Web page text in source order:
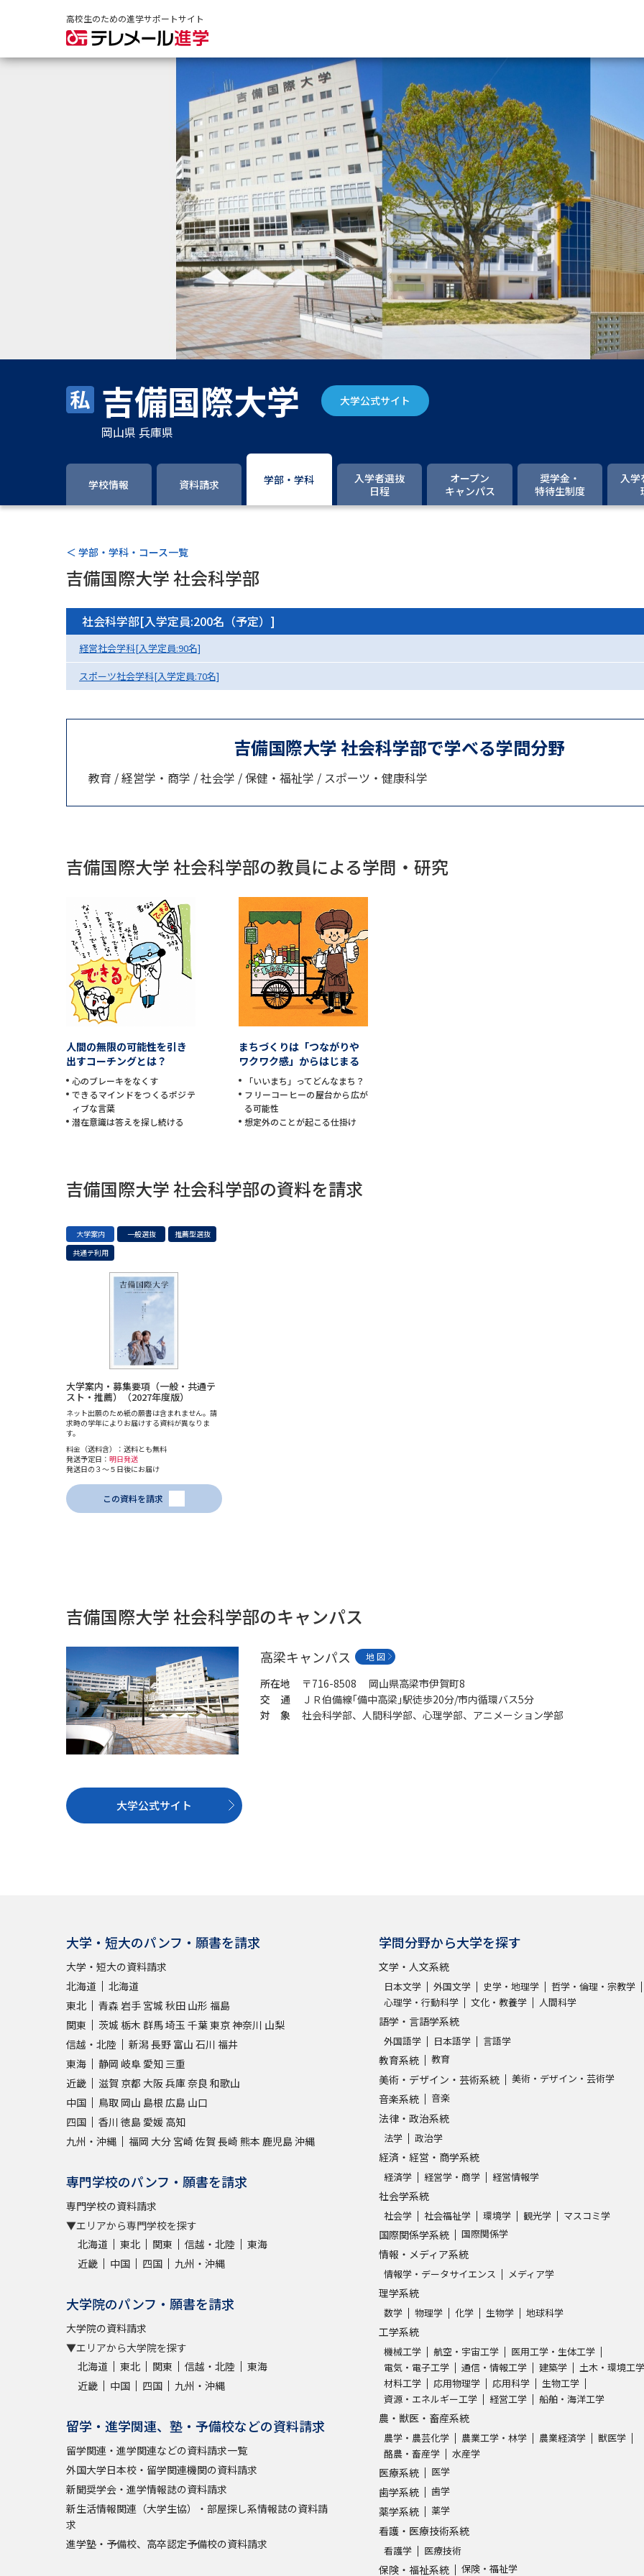
高校生のための進学サポートサイト
大学・短大の資料種類から請
大学パンフ
学部・学科パンフ
総合型選抜・学校推薦型選抜 募集要項＆
大学入学共通テスト利用選抜の募集要項
大学・短大以外の資料から請
専門学校の資料請求 大学院の資料請求
大学入学共通テスト「受験案内」の請求
大学入学共通テスト「受験上の配慮案
大学研究
進路の３択
新学年スタート号特集ペ
新学年スタート号特集ページ（高2生用
来場型・Web型イベント特集
志望校・出願校を調べる
大学進学IDに
吉備国際大学 大学公式サイト
岡山県 兵庫県
学校情報 資料請求 学部・学科
入学者選抜
日程
オープン
キャンパス
奨学金・
特待生制度
入学
＜ 学部・学科・コース一覧
吉備国際大学 社会科学部
社会科学部[入学定員:200名（予定）]
経営社会学科[入学定員:90名]
スポーツ社会学科[入学定員:70名]
吉備国際大学 社会科学部で学べる学問分野
教育 / 経営学・商学 / 社会学 / 保健・福祉学 / スポーツ・健康科学
吉備国際大学 社会科学部の教員による学問・研究
人間の無限の可能性を引き
出すコーチングとは？
心のブレーキをなくす
できるマインドをつくるポジテ
ィブな言葉
潜在意識は答えを探し続ける
まちづくりは「つながりや
ワクワク感」からはじまる
「いいまち」ってどんなまち？
フリーコーヒーの屋台から広が
る可能性
想定外のことが起こる仕掛け
吉備国際大学 社会科学部の資料を請求
大学案内 一般選抜
推薦型選抜
共通テ利用
大学案内・募集要項（一般・共通テ
スト・推薦）（2027年度版）
ネット出願のため紙の願書は含まれません。請
求時の学年によりお届けする資料が異なりま
す。
料金（送料含）：送料とも無料
発送予定日： 明日発送
発送日の３～５日後にお届け
この資料を請求
吉備国際大学 社会科学部のキャンパス
高梁キャンパス 地 図
所在地
〒716-8508 岡山県高梁市伊賀町8
交 通
ＪＲ伯備線｢備中高梁｣駅徒歩20分/市内循環バス5分
対 象
社会科学部、人間科学部、心理学部、アニメーション学部
大学公式サイト
大学・短大のパンフ・願書を請求
大学・短大の資料請求
北海道
北海道
東北
青森 岩手 宮城 秋田 山形 福島
関東
茨城 栃木 群馬埼玉 千葉東京神奈川 山梨
信越・北陸
新潟長野 富山 石川 福井
東海
静岡 岐阜 愛知 三重
近畿
滋賀 京都 大阪兵庫奈良 和歌山
中国
鳥取 岡山 島根 広島 山口
四国
香川 徳島 愛媛 高知
九州・沖縄
福岡 大分 宮崎 佐賀 長崎 熊本 鹿児島沖縄
専門学校のパンフ・願書を請求
専門学校の資料請求
▼エリアから専門学校を探す
北海道
東北 関東 信越・北陸
東海
近畿
中国 四国 九州・沖縄
大学院のパンフ・願書を請求
大学院の資料請求
▼エリアから大学院を探す
北海道
東北 関東 信越・北陸
東海
近畿
中国 四国 九州・沖縄
留学・進学関連、塾・予備校などの資料請求
留学関連・進学関連などの資料請求一覧
外国大学日本校・留学関連機関の資料請求
新聞奨学会・進学情報誌の資料請求
新生活情報関連（大学生協）・部屋探し系情報誌の資料請
求
進学塾・予備校、高卒認定予備校の資料請求
学問分野から大学を探す
文学・人文系統
日本文学 外国文学 史学・地理学
哲学・倫理・宗教学
心理学・行動科学
文化・教養学 人間科学
語学・言語学系統
外国語学 日本語学 言語学
教育系統 教育
美術・デザイン・芸術系統 美術・デザイン・芸術学
音楽系統 音楽
法律・政治系統
法学 政治学
経済・経営・商学系統
経済学 経営学・商学 経営情報学
社会学系統
社会学 社会福祉学 環境学 観光学 マスコミ学
国際関係学系統 国際関係学
情報・メディア系統
情報学・データサイエンス メディア学
理学系統
数学 物理学 化学 生物学 地球科学
工学系統
機械工学 航空・宇宙工学
医用工学・生体工学
電気・電子工学
通信・情報工学 建築学
土木・環境工学
材料工学
応用物理学 応用科学
生物工学
資源・エネルギー工学
経営工学 船舶・海洋工学
農・獣医・畜産系統
農学・農芸化学 農業工学・林学 農業経済学
獣医学
酪農・畜産学
水産学
医療系統 医学
歯学系統 歯学
薬学系統 薬学
看護・医療技術系統
看護学 医療技術
保険・福祉系統 保険・福祉学